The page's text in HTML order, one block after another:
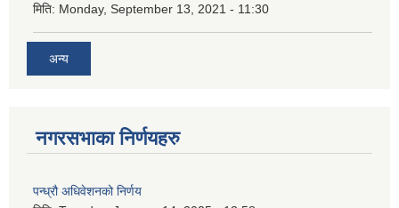
मिति: Monday, September 13, 2021 - 11:30
अन्य
नगरसभाका निर्णयहरु
पन्ध्रौ अधिवेशनको निर्णय